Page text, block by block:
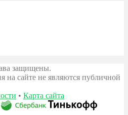
защищены.
сайте не являются публичной
• Карта сайта